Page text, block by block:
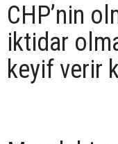
CHP’nin
iktidar
keyif verir